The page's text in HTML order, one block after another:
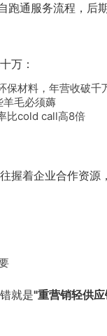
跑通服务流程，后
万：
保材料，年营收破千
羊毛必须薅
比cold call高8倍
往握着企业合作资
就是"重营销轻供